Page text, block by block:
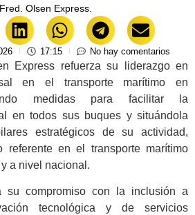
Olsen Express.
17:15 No hay comentarios
Express refuerza su liderazgo en
en el transporte marítimo en
medidas para facilitar la
en todos sus buques y situándola
estratégicos de su actividad,
referente en el transporte marítimo
a nivel nacional.
su compromiso con la inclusión a
tecnológica y de servicios